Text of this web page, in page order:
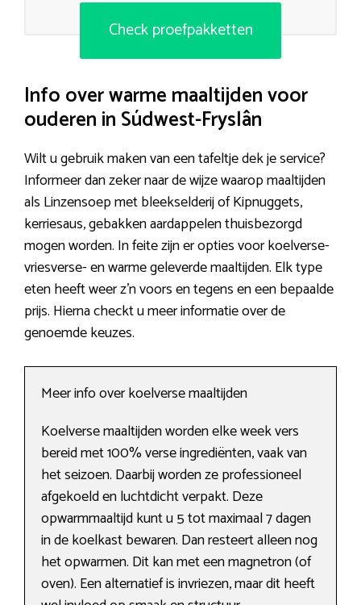
Check proefpakketten
Info over warme maaltijden voor
ouderen in Súdwest-Fryslân
Wilt u gebruik maken van een tafeltje dek je service?
Informeer dan zeker naar de wijze waarop maaltijden
als Linzensoep met bleekselderij of Kipnuggets,
kerriesaus, gebakken aardappelen thuisbezorgd
mogen worden. In feite zijn er opties voor koelverse-
vriesverse- en warme geleverde maaltijden. Elk type
eten heeft weer z’n voors en tegens en een bepaalde
prijs. Hierna checkt u meer informatie over de
genoemde keuzes.
Meer info over koelverse maaltijden
Koelverse maaltijden worden elke week vers
bereid met 100% verse ingrediënten, vaak van
het seizoen. Daarbij worden ze professioneel
afgekoeld en luchtdicht verpakt. Deze
opwarmmaaltijd kunt u 5 tot maximaal 7 dagen
in de koelkast bewaren. Dan resteert alleen nog
het opwarmen. Dit kan met een magnetron (of
oven). Een alternatief is invriezen, maar dit heeft